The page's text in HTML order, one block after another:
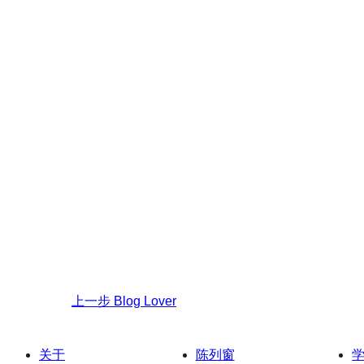
上一步 Blog Lover
关于 陈列窗